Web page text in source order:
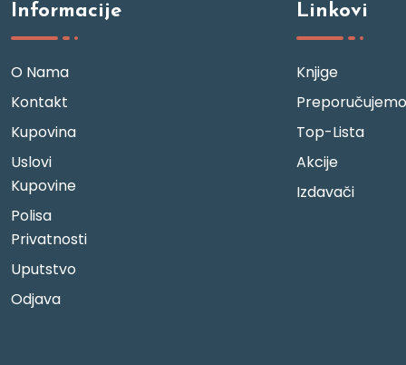
Informacije
O Nama
Kontakt
Kupovina
Uslovi
Kupovine
Polisa
Privatnosti
Uputstvo
Odjava
Linkovi
Knjige
Preporučujemo
Top-Lista
Akcije
Izdavači